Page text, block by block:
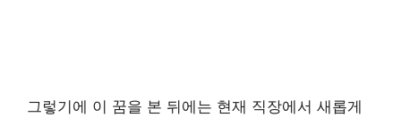
그렇기에 이 꿈을 본 뒤에는 현재 직장에서 새롭게